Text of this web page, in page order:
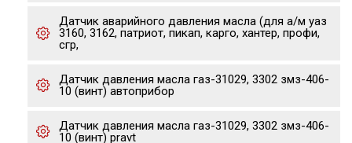
Датчик аварийного давления масла (для а/м уаз
3160, 3162, патриот, пикап, карго, хантер, профи,
сгр,
Датчик давления масла газ-31029, 3302 змз-406-
10 (винт) автоприбор
Датчик давления масла газ-31029, 3302 змз-406-
10 (винт) pravt